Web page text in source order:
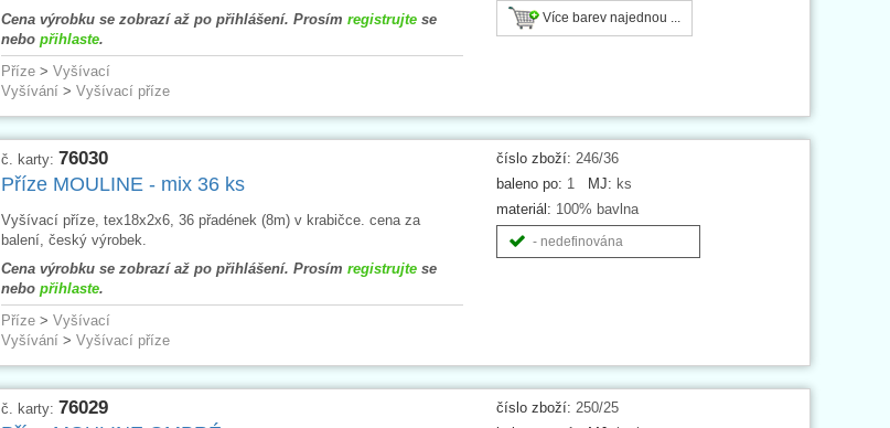
Více barev najednou ...
Cena výrobku se zobrazí až po přihlášení. Prosím registrujtese
nebo přihlaste.
Příze> Vyšívací
Vyšívání> Vyšívací příze
číslo zboží: 246/36
baleno po: 1 MJ: ks
materiál: 100% bavlna
- nedefinována
č. karty: 76030
Příze MOULINE - mix 36 ks
Vyšívací příze, tex18x2x6, 36 přadének (8m) v krabičce. cena za
balení, český výrobek.
Cena výrobku se zobrazí až po přihlášení. Prosím registrujtese
nebo přihlaste.
Příze> Vyšívací
Vyšívání> Vyšívací příze
číslo zboží: 250/25
č. karty: 76029